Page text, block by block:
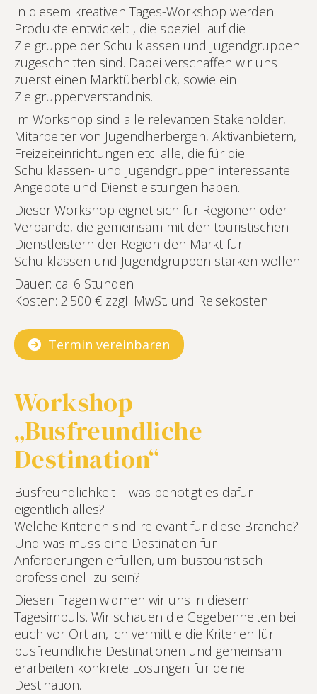
In diesem kreativen Tages-Workshop werden
Produkte entwickelt , die speziell auf die
Zielgruppe der Schulklassen und Jugendgruppen
zugeschnitten sind. Dabei verschaffen wir uns
zuerst einen Marktüberblick, sowie ein
Zielgruppenverständnis.
Im Workshop sind alle relevanten Stakeholder,
Mitarbeiter von Jugendherbergen, Aktivanbietern,
Freizeiteinrichtungen etc. alle, die für die
Schulklassen- und Jugendgruppen interessante
Angebote und Dienstleistungen haben.
Dieser Workshop eignet sich für Regionen oder
Verbände, die gemeinsam mit den touristischen
Dienstleistern der Region den Markt für
Schulklassen und Jugendgruppen stärken wollen.
Dauer: ca. 6 Stunden
Kosten: 2.500 € zzgl. MwSt. und Reisekosten
Termin vereinbaren
Workshop
„Busfreundliche
Destination“
Busfreundlichkeit – was benötigt es dafür
eigentlich alles?
Welche Kriterien sind relevant für diese Branche?
Und was muss eine Destination für
Anforderungen erfüllen, um bustouristisch
professionell zu sein?
Diesen Fragen widmen wir uns in diesem
Tagesimpuls. Wir schauen die Gegebenheiten bei
euch vor Ort an, ich vermittle die Kriterien für
busfreundliche Destinationen und gemeinsam
erarbeiten konkrete Lösungen für deine
Destination.